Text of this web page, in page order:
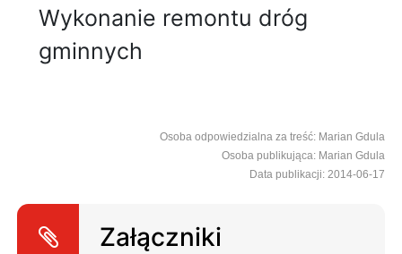
Wykonanie remontu dróg
gminnych
Osoba odpowiedzialna za treść: Marian Gdula
Osoba publikująca: Marian Gdula
Data publikacji: 2014-06-17
Załączniki